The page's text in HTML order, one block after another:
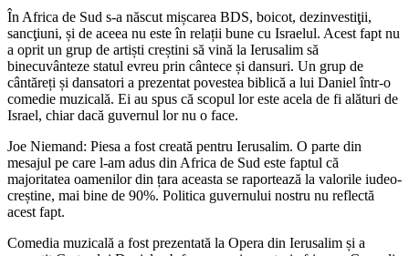
În Africa de Sud s-a născut mișcarea BDS, boicot, dezinvestiţii,
sancţiuni, și de aceea nu este în relații bune cu Israelul. Acest fapt nu
a oprit un grup de artiști creștini să vină la Ierusalim să
binecuvânteze statul evreu prin cântece și dansuri. Un grup de
cântăreți și dansatori a prezentat povestea biblică a lui Daniel într-o
comedie muzicală. Ei au spus că scopul lor este acela de fi alături de
Israel, chiar dacă guvernul lor nu o face.
Joe Niemand: Piesa a fost creată pentru Ierusalim. O parte din
mesajul pe care l-am adus din Africa de Sud este faptul că
majoritatea oamenilor din țara aceasta se raportează la valorile iudeo-
creștine, mai bine de 90%. Politica guvernului nostru nu reflectă
acest fapt.
Comedia muzicală a fost prezentată la Opera din Ierusalim și a